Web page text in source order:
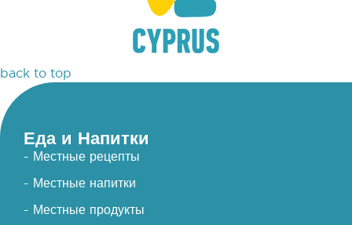
back to top
Еда и Напитки
- Местные рецепты
- Местные напитки
- Местные продукты